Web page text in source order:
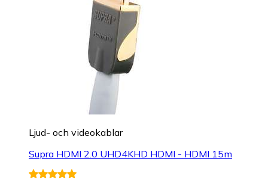
Ljud- och videokablar
Supra HDMI 2.0 UHD4KHD HDMI - HDMI 15m